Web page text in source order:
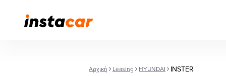
Αρχική Leasing HYUNDAI INSTER